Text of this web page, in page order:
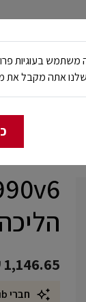
עבודה
הליכה
from
חברי NB Club ?
משתמש בעוגיות
אתה מקבל את